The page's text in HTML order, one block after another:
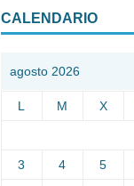
CALENDARIO
agosto 2026
L M X
3 4 5